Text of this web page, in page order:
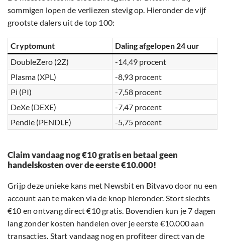
sommigen lopen de verliezen stevig op. Hieronder de vijf
grootste dalers uit de top 100:
Cryptomunt
Daling afgelopen 24 uur
DoubleZero (2Z)
-14,49 procent
Plasma (XPL)
-8,93 procent
Pi (PI)
-7,58 procent
DeXe (DEXE)
-7,47 procent
Pendle (PENDLE)
-5,75 procent
Claim vandaag nog €10 gratis en betaal geen
handelskosten over de eerste €10.000!
Grijp deze unieke kans met Newsbit en Bitvavo door nu een
account aan te maken via de knop hieronder. Stort slechts
€10 en ontvang direct €10 gratis. Bovendien kun je 7 dagen
lang zonder kosten handelen over je eerste €10.000 aan
transacties. Start vandaag nog en profiteer direct van de